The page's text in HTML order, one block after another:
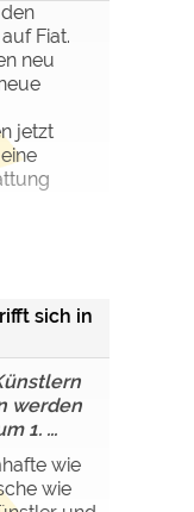
Fiat.
neu
jetzt
sich in
werden
1. ...
wie
wie